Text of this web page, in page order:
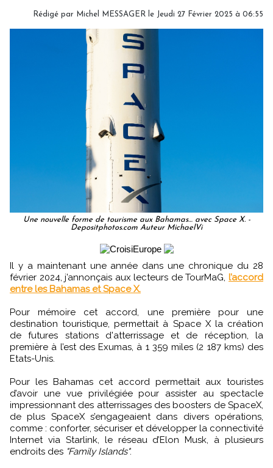
Rédigé par Michel MESSAGER le Jeudi 27 Février 2025 à 06:55
Une nouvelle forme de tourisme aux Bahamas… avec Space X. -
Depositphotos.com Auteur MichaelVi
Il y a maintenant une année dans une chronique du 28
février 2024, j’annonçais aux lecteurs de TourMaG, l’accord
entre les Bahamas et Space X.
Pour mémoire cet accord, une première pour une
destination touristique, permettait à Space X la création
de futures stations d'atterrissage et de réception, la
première à l’est des Exumas, à 1 359 miles (2 187 kms) des
Etats-Unis.
Pour les Bahamas cet accord permettait aux touristes
d’avoir une vue privilégiée pour assister au spectacle
impressionnant des atterrissages des boosters de SpaceX,
de plus SpaceX s’engageaient dans divers opérations,
comme : conforter, sécuriser et développer la connectivité
Internet via Starlink, le réseau d’Elon Musk, à plusieurs
endroits des "Family Islands".